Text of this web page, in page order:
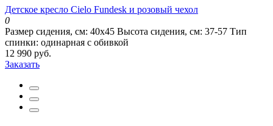
Детское кресло Cielo Fundesk и розовый чехол
0
Размер сидения, см: 40х45 Высота сидения, см: 37-57 Тип
спинки: одинарная с обивкой
12 990 руб.
Заказать